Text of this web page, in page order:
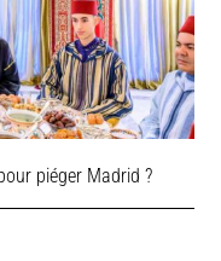
piéger Madrid ?